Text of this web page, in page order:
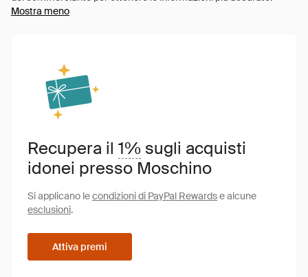
Mostra meno
Recupera il 1% sugli acquisti
idonei presso Moschino
Si applicano lecondizioni di PayPal Rewardse alcune
esclusioni.
Attiva premi